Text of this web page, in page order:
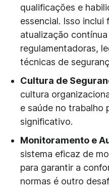
qualificações e
essencial. Isso
atualização contínua
regulamentadoras,
técnicas de
Cultura de
cultura
e saúde no trabalho
significativo.
Monitoramento e
sistema eficaz de
para garantir a
normas é outro